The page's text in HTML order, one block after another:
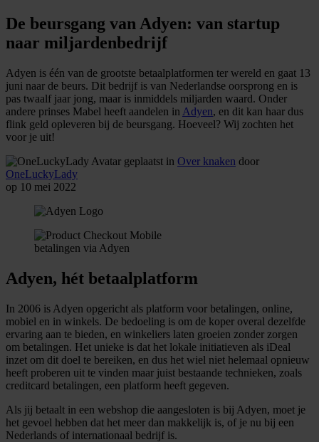
De beursgang van Adyen: van startup
naar miljardenbedrijf
Adyen is één van de grootste betaalplatformen ter wereld en gaat 13
juni naar de beurs. Dit bedrijf is van Nederlandse oorsprong en is
pas twaalf jaar jong, maar is inmiddels miljarden waard. Onder
andere prinses Mabel heeft aandelen in Adyen, en dit kan haar dus
flink geld opleveren bij de beursgang. Hoeveel? Wij zochten het
voor je uit!
geplaatst in Over knaken door
OneLuckyLady
op 10 mei 2022
betalingen via Adyen
Adyen, hét betaalplatform
In 2006 is Adyen opgericht als platform voor betalingen, online,
mobiel en in winkels. De bedoeling is om de koper overal dezelfde
ervaring aan te bieden, en winkeliers laten groeien zonder zorgen
om betalingen. Het unieke is dat het lokale initiatieven als iDeal
inzet om dit doel te bereiken, en dus het wiel niet helemaal opnieuw
heeft proberen uit te vinden maar juist bestaande technieken, zoals
creditcard betalingen, een platform heeft gegeven.
Als jij betaalt in een webshop die aangesloten is bij Adyen, moet je
het gevoel hebben dat het meer dan makkelijk is, of je nu bij een
Nederlands of internationaal bedrijf is.